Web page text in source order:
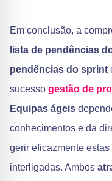
Em conclusão, a
lista de pendências
pendências do sprint
sucesso gestão de
Equipas ágeis
conhecimentos e da
gerir eficazmente
interligadas. Ambos